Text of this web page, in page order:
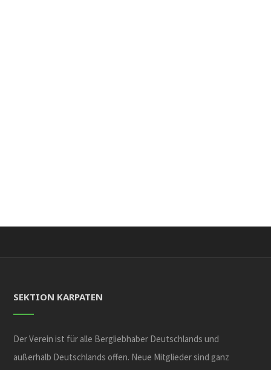
SEKTION KARPATEN
Der Verein ist für alle Bergliebhaber Deutschlands und
außerhalb Deutschlands offen. Neue Mitglieder sind ganz